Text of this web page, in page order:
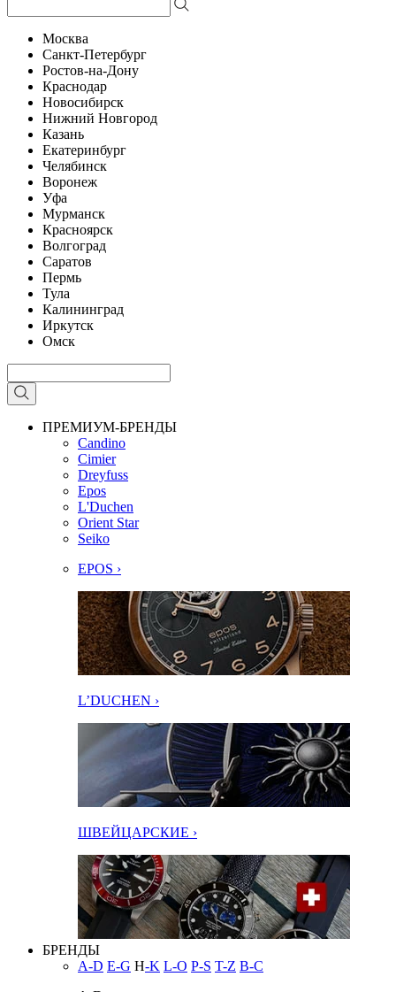
Москва
Санкт-Петербург
Ростов-на-Дону
Краснодар
Новосибирск
Нижний Новгород
Казань
Екатеринбург
Челябинск
Воронеж
Уфа
Мурманск
Красноярск
Волгоград
Саратов
Пермь
Тула
Калининград
Иркутск
Омск
ПРЕМИУМ-БРЕНДЫ
Candino
Cimier
Dreyfuss
Epos
L'Duchen
Orient Star
Seiko
EPOS ›
L’DUCHEN ›
ШВЕЙЦАРСКИЕ ›
БРЕНДЫ
A-D E-G H-K L-O P-S T-Z В-С